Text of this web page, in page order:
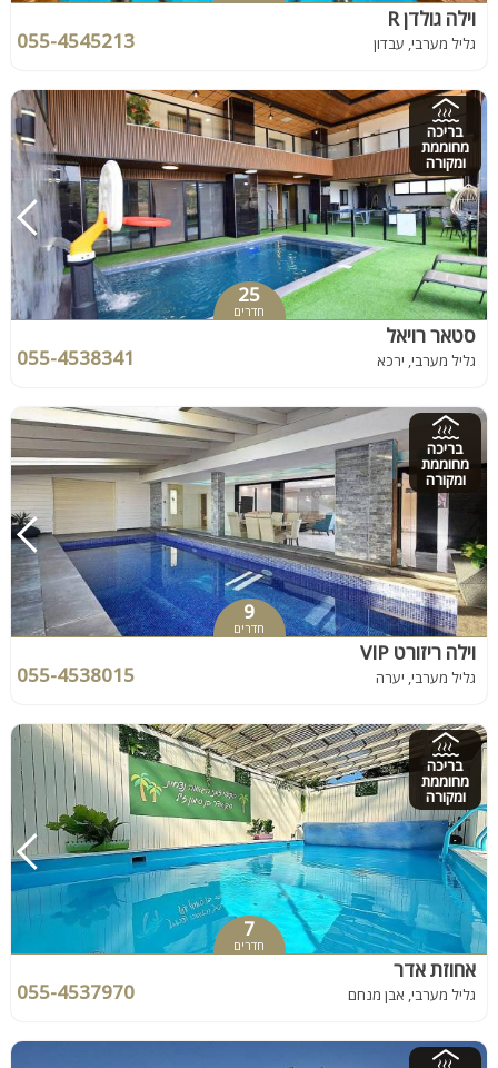
וילה גולדן R
גליל מערבי, עבדון 055-4545213
בריכה
מחוממת
ומקורה
25
חדרים
סטאר רויאל
גליל מערבי, ירכא 055-4538341
בריכה
מחוממת
ומקורה
9
חדרים
וילה ריזורט VIP
גליל מערבי, יערה 055-4538015
בריכה
מחוממת
ומקורה
7
חדרים
אחוזת אדר
גליל מערבי, אבן מנחם 055-4537970